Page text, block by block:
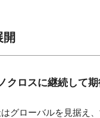
クロスに継続して
グローバルを見据え